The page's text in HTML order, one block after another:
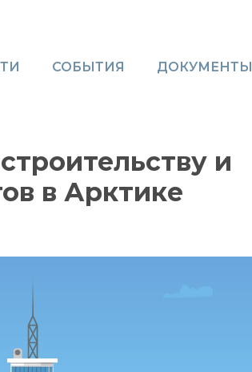
СОБЫТИЯ ДОКУМЕНТЫ
и
в Арктике